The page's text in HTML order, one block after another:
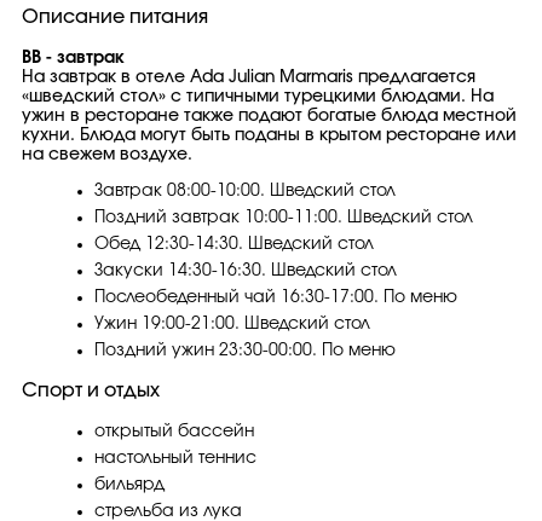
Описание питания
ВВ - завтрак
На завтрак в отеле Ada Julian Marmaris предлагается
«шведский стол» с типичными турецкими блюдами. На
ужин в ресторане также подают богатые блюда местной
кухни. Блюда могут быть поданы в крытом ресторане или
на свежем воздухе.
Завтрак 08:00-10:00. Шведский стол
Поздний завтрак 10:00-11:00. Шведский стол
Обед 12:30-14:30. Шведский стол
Закуски 14:30-16:30. Шведский стол
Послеобеденный чай 16:30-17:00. По меню
Ужин 19:00-21:00. Шведский стол
Поздний ужин 23:30-00:00. По меню
Спорт и отдых
открытый бассейн
настольный теннис
бильярд
стрельба из лука